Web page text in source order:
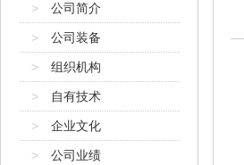
> 公司简介
> 公司装备
> 组织机构
> 自有技术
> 企业文化
> 公司业绩